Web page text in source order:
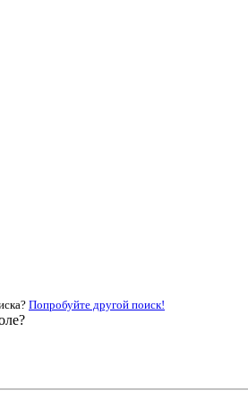
Попробуйте другой поиск!